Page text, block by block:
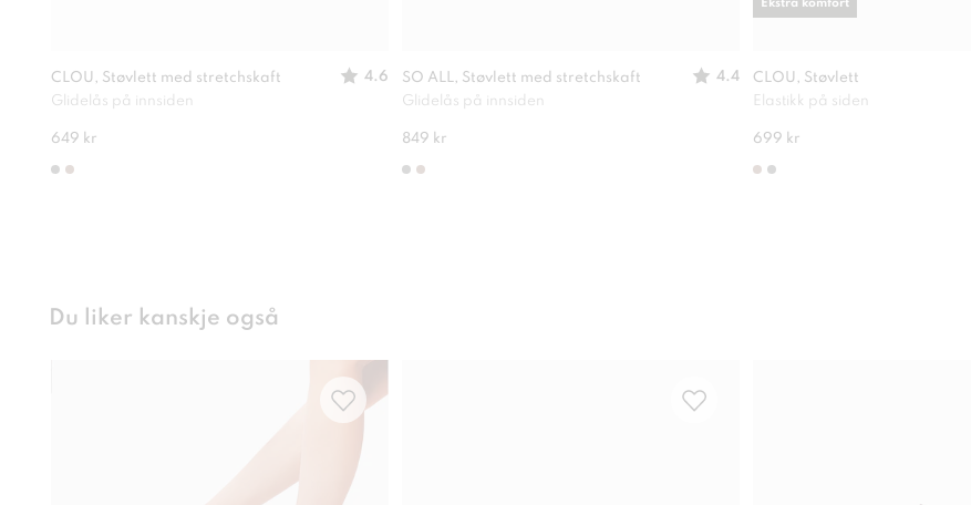
CLOU, Støvlett med stretchskaft
4.6
Glidelås på innsiden
649 kr
SO ALL, Støvlett med stretchskaft
4.4
Glidelås på innsiden
849 kr
CLOU, Støvlett
Elastikk på siden
699 kr
Ekstra komfort
Du liker kanskje også